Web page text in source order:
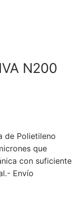
N200
de Polietileno
que
con suficiente
Envío